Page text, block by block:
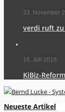
23. November
verdi ruft
16. Juli 2018
KiBiz-
Neueste Artikel